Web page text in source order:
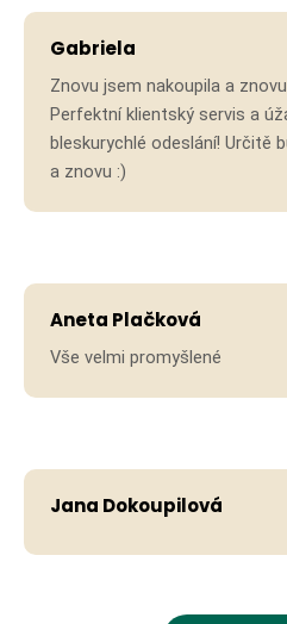
Gabriela
Znovu jsem nakoupila a
Perfektní klientský servis a
bleskurychlé odeslání! Určitě
a znovu :)
Aneta Plačková
Vše velmi promyšlené
Jana Dokoupilová